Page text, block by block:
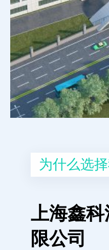
为什么选
上海鑫
限公司